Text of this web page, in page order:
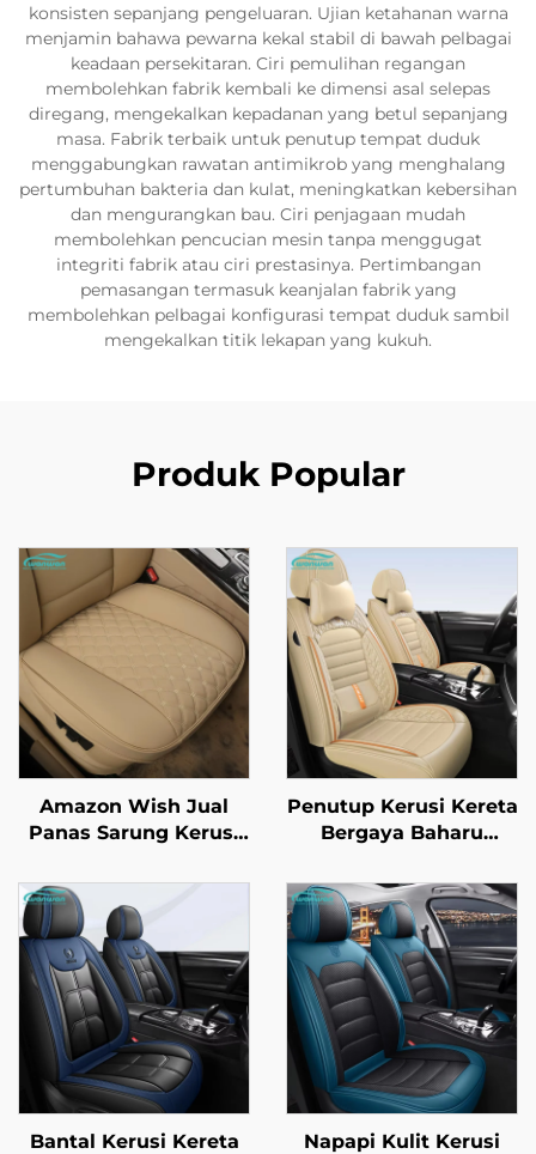
konsisten sepanjang pengeluaran. Ujian ketahanan warna
menjamin bahawa pewarna kekal stabil di bawah pelbagai
keadaan persekitaran. Ciri pemulihan regangan
membolehkan fabrik kembali ke dimensi asal selepas
diregang, mengekalkan kepadanan yang betul sepanjang
masa. Fabrik terbaik untuk penutup tempat duduk
menggabungkan rawatan antimikrob yang menghalang
pertumbuhan bakteria dan kulat, meningkatkan kebersihan
dan mengurangkan bau. Ciri penjagaan mudah
membolehkan pencucian mesin tanpa menggugat
integriti fabrik atau ciri prestasinya. Pertimbangan
pemasangan termasuk keanjalan fabrik yang
membolehkan pelbagai konfigurasi tempat duduk sambil
mengekalkan titik lekapan yang kukuh.
Produk Popular
Amazon Wish Jual
Panas Sarung Kerusi
Semua Musim dengan
Sarung Kerusi Kereta
Keseluruhan Bahagian
Belakang
Penutup Kerusi Kereta
Bergaya Baharu
Dilengkungkan Penuh
Bahan Sutera Anti
Letupan Bahagian
Depan Diperbuat
Daripada Kulit
Bantal Kerusi Kereta
Napapi Kulit Kerusi